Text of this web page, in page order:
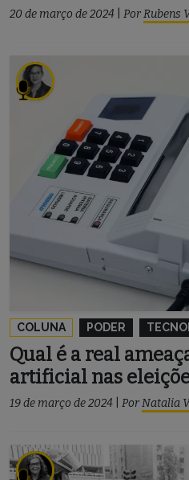
20 de março de 2024 PorRubens
COLUNA PODER
Qual é a real
artificial nas
19 de março de 2024 PorNatalia